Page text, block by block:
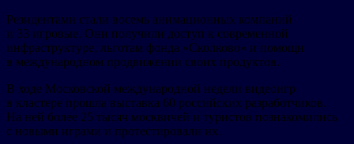
Резидентами стали восемь анимационных компаний
и 33 игровые. Они получили доступ к современной
инфраструктуре, льготам фонда «Сколково» и помощи
в международном продвижении своих продуктов.
В ходе Московской международной недели видеоигр
в кластере прошла выставка 60 российских разработчиков.
На ней более 25 тысяч москвичей и туристов познакомились
с новыми играми и протестировали их.